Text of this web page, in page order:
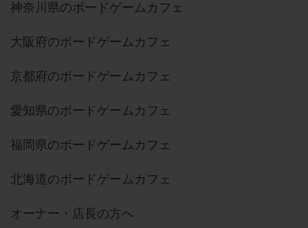
神奈川県のボードゲームカフェ
大阪府のボードゲームカフェ
京都府のボードゲームカフェ
愛知県のボードゲームカフェ
福岡県のボードゲームカフェ
北海道のボードゲームカフェ
オーナー・店長の方へ